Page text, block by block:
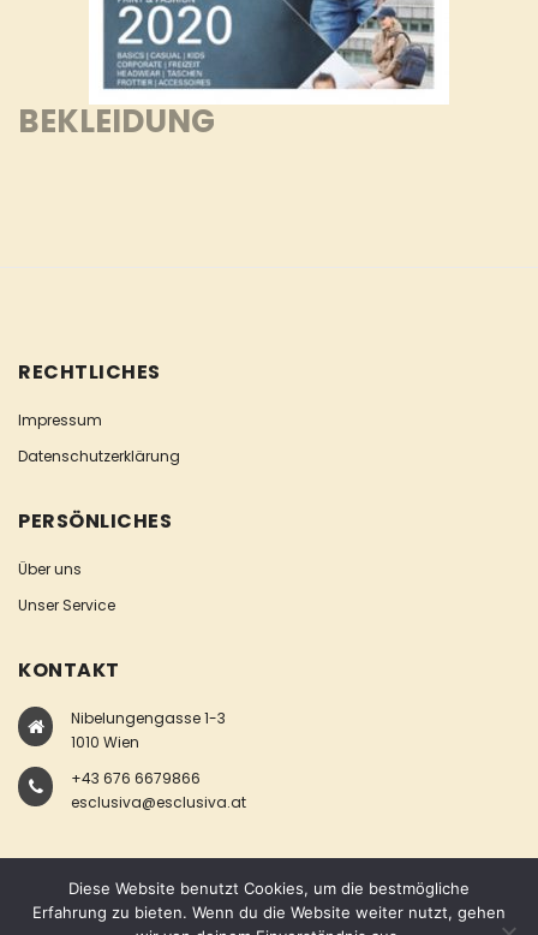
BEKLEIDUNG
RECHTLICHES
Impressum
Datenschutzerklärung
PERSÖNLICHES
Über uns
Unser Service
KONTAKT
Nibelungengasse 1-3
1010 Wien
+43 676 6679866
esclusiva@esclusiva.at
Diese Website benutzt Cookies, um die bestmögliche
Erfahrung zu bieten. Wenn du die Website weiter nutzt, gehen